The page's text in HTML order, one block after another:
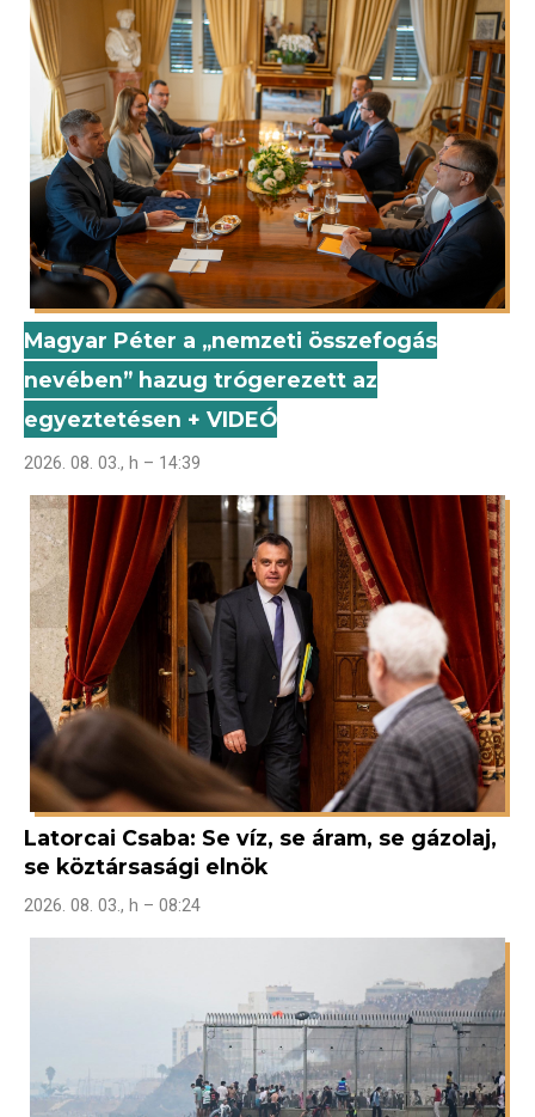
Magyar Péter a „nemzeti összefogás
nevében” hazug trógerezett az
egyeztetésen + VIDEÓ
2026. 08. 03., h – 14:39
Latorcai Csaba: Se víz, se áram, se gázolaj,
se köztársasági elnök
2026. 08. 03., h – 08:24